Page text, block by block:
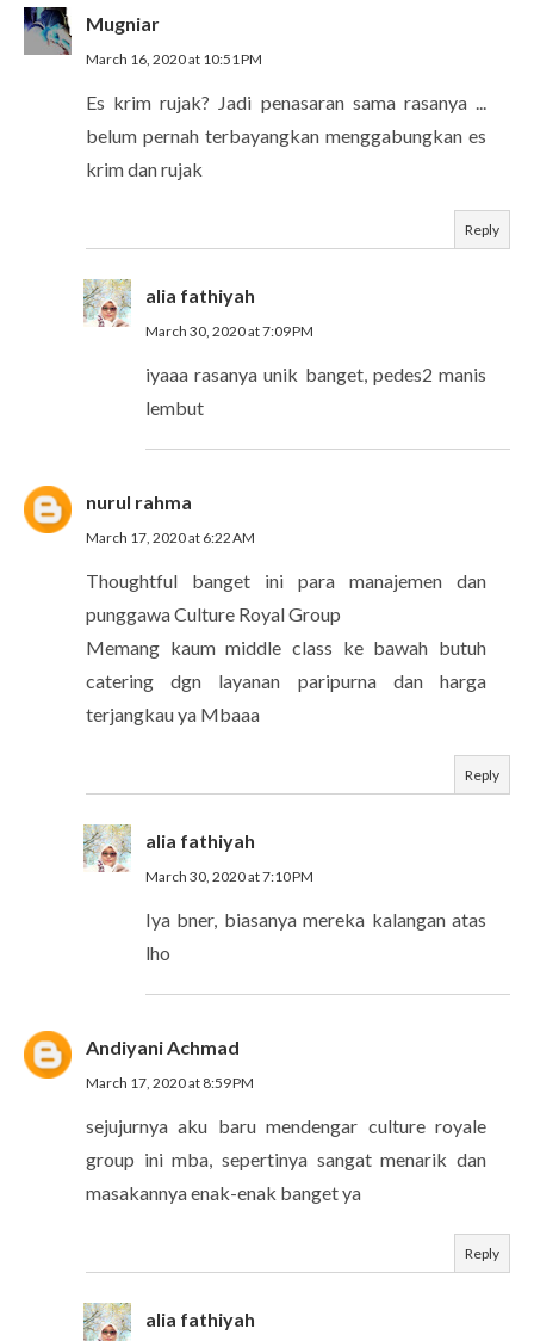
Mugniar
March 16, 2020 at 10:51 PM
Es krim rujak? Jadi penasaran sama rasanya ...
belum pernah terbayangkan menggabungkan es
krim dan rujak
Reply
alia fathiyah
March 30, 2020 at 7:09 PM
iyaaa rasanya unik banget, pedes2 manis
lembut
nurul rahma
March 17, 2020 at 6:22 AM
Thoughtful banget ini para manajemen dan
punggawa Culture Royal Group
Memang kaum middle class ke bawah butuh
catering dgn layanan paripurna dan harga
terjangkau ya Mbaaa
Reply
alia fathiyah
March 30, 2020 at 7:10 PM
Iya bner, biasanya mereka kalangan atas
lho
Andiyani Achmad
March 17, 2020 at 8:59 PM
sejujurnya aku baru mendengar culture royale
group ini mba, sepertinya sangat menarik dan
masakannya enak-enak banget ya
Reply
alia fathiyah